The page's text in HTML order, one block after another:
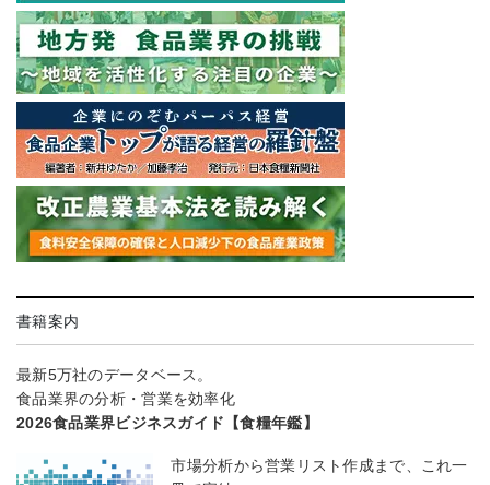
書籍案内
最新5万社のデータベース。
食品業界の分析・営業を効率化
2026食品業界ビジネスガイド【食糧年鑑】
市場分析から営業リスト作成まで、これ一